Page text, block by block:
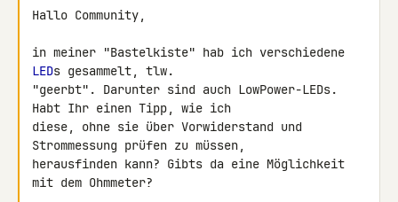
Hallo Community,
LEDs gesammelt, tlw.
"geerbt". Darunter sind auch LowPower-LEDs.
Habt Ihr einen Tipp, wie ich
diese, ohne sie über Vorwiderstand und
Strommessung prüfen zu müssen,
herausfinden kann? Gibts da eine Möglichkeit
mit dem Ohmmeter?